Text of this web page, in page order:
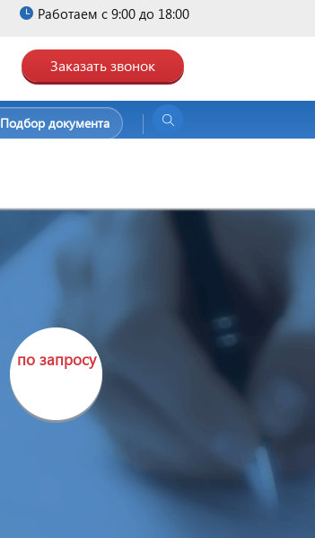
Работаем с 9:00 до 18:00
Заказать звонок
Подбор документа
по запросу